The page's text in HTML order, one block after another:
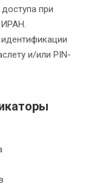
при
и/или PIN-